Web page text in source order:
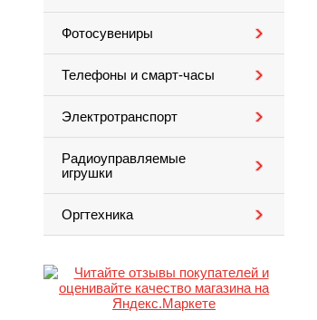
Фотосувениры
Телефоны и смарт-часы
Электротранспорт
Радиоуправляемые
игрушки
Оргтехника